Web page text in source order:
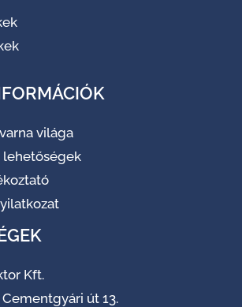
világa
lehetőségek
Kft.
út 13.